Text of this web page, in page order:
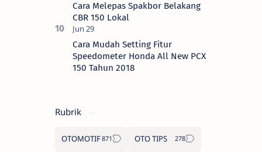
Cara Melepas Spakbor Belakang
CBR 150 Lokal
Cara Mudah Setting Fitur
Speedometer Honda All New PCX
150 Tahun 2018
Rubrik
OTOMOTIF OTO TIPS